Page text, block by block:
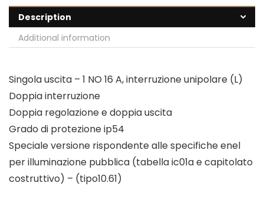
Description
Additional information
Singola uscita – 1 NO 16 A, interruzione unipolare (L)
Doppia interruzione
Doppia regolazione e doppia uscita
Grado di protezione ip54
Speciale versione rispondente alle specifiche enel
per illuminazione pubblica (tabella ic01a e capitolato
costruttivo) – (tipo10.61)